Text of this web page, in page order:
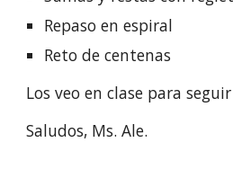
Repaso en espiral
Reto de centenas
Los veo en clase para
Saludos, Ms. Ale.